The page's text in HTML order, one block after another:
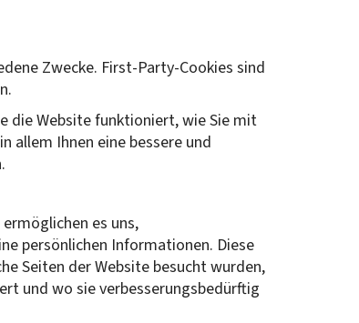
Zwecke. First-Party-Cookies sind
die Website funktioniert, wie Sie mit
allem Ihnen eine bessere und
es uns,
persönlichen Informationen. Diese
Seiten der Website besucht wurden,
und wo sie verbesserungsbedürftig